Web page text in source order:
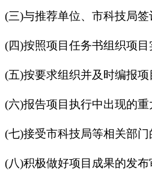
(三)与推荐单位、市科技局
(四)按照项目任务书组织项
(五)按要求组织并及时编报
(六)报告项目执行中出现的
(七)接受市科技局等相关部
(八)积极做好项目成果的发